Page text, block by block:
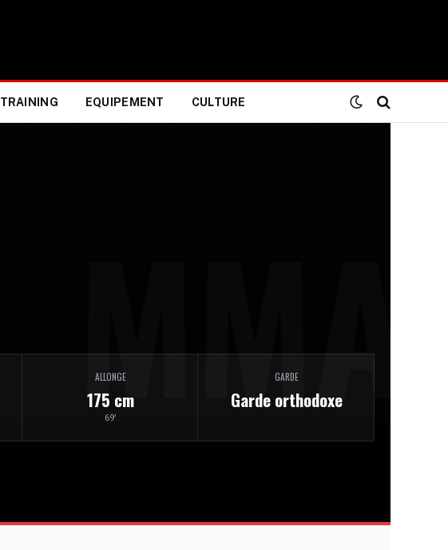
TRAINING EQUIPEMENT CULTURE
ALLONGE
175 cm
69'
GARDE
Garde orthodoxe